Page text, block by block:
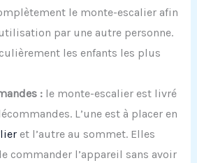
le monte-escalier afin
par une autre personne.
les enfants les plus
:le monte-escalier est livré
L’une est à placer en
et l’autre au sommet. Elles
commander l’appareil sans avoir